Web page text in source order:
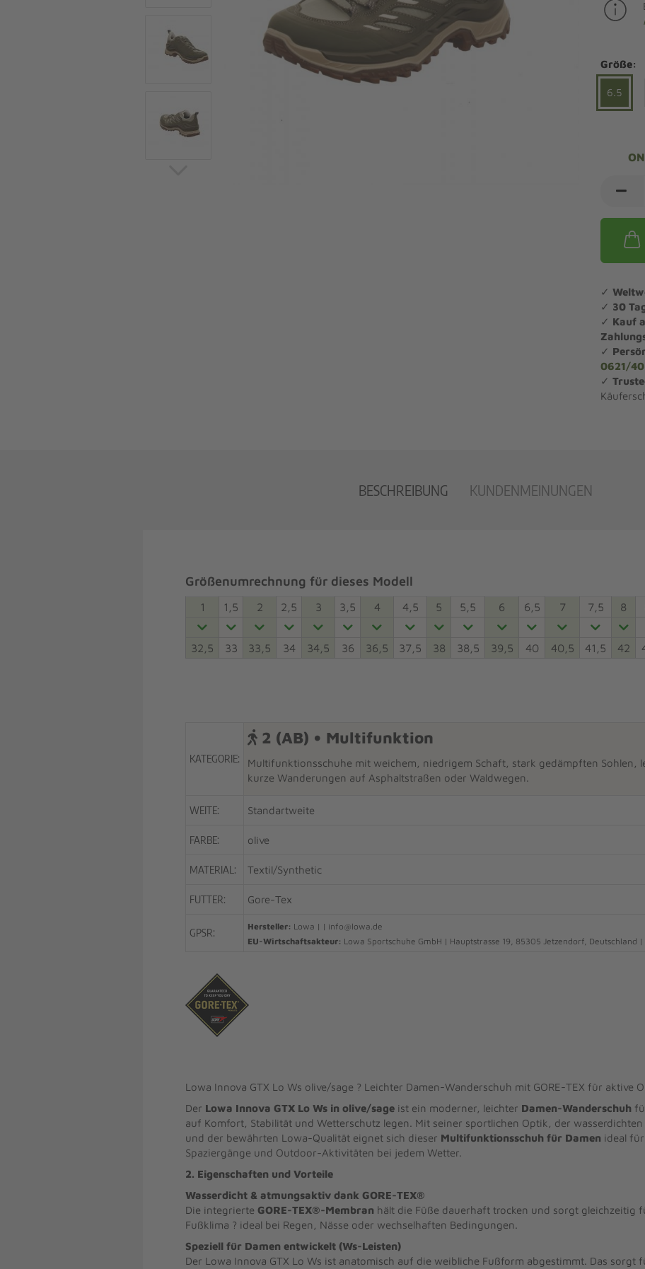
Jagdschuhe
Gummistiefel
Zwiegenähte Jagdschuhe
Pflege und Leisten -
Outdoor
Sandalen Komfort
Slipper Komfort
Stiefel Komfort
Stiefeletten Komfort
Sandaletten
Größe:
6.5
✓
✓ 30
✓ Kauf
✓
0621/
✓
BESCHREIBUNG KUNDENMEINUNGEN
Größenumrechnung für dieses Modell
1 1,5 2 2,5 3 3,5 4 4,5 5 5,5 6 6,5 7 7,5 8
32,5 33 33,5 34 34,5 36 36,5 37,5 38 38,5 39,5 40 40,5 41,5 42
KATEGORIE:
2 (AB) • Multifunktion
Multifunktionsschuhe mit weichem, niedrigem Schaft, stark gedämpften Sohlen,
kurze Wanderungen auf Asphaltstraßen oder Waldwegen.
WEITE: Standartweite
FARBE: olive
MATERIAL: Textil/Synthetic
FUTTER: Gore-Tex
GPSR: Hersteller: Lowa | | info@lowa.de
EU-Wirtschaftsakteur: Lowa Sportschuhe GmbH | Hauptstrasse 19, 85305 Jetzendorf, Deutschland
Lowa Innova GTX Lo Ws olive/sage ? Leichter Damen-Wanderschuh mit GORE-TEX für aktive
Der Lowa Innova GTX Lo Ws in olive/sage ist ein moderner, leichter Damen-Wanderschuh
auf Komfort, Stabilität und Wetterschutz legen. Mit seiner sportlichen Optik, der wasserdichten
und der bewährten Lowa-Qualität eignet sich dieser Multifunktionsschuh für Damen ideal
Spaziergänge und Outdoor-Aktivitäten bei jedem Wetter.
2. Eigenschaften und Vorteile
Wasserdicht & atmungsaktiv dank GORE-TEX®
Die integrierte GORE-TEX®-Membran hält die Füße dauerhaft trocken und sorgt gleichzeitig
Fußklima ? ideal bei Regen, Nässe oder wechselhaften Bedingungen.
Speziell für Damen entwickelt (Ws-Leisten)
Der Lowa Innova GTX Lo Ws ist anatomisch auf die weibliche Fußform abgestimmt. Das sorgt